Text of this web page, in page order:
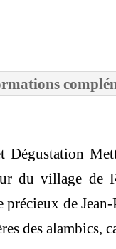
Dégustation
du village de
précieux de
des alambics,